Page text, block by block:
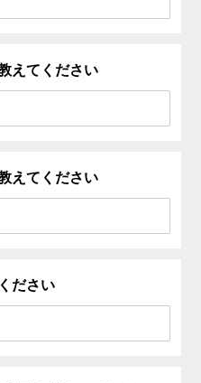
えてください
えてください
ださい